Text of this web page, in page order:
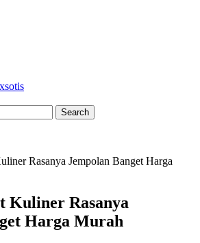
Rasanya Jempolan Banget Harga
Kuliner Rasanya
Harga Murah